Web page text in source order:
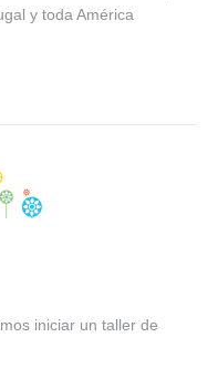
y toda América
iniciar un taller de